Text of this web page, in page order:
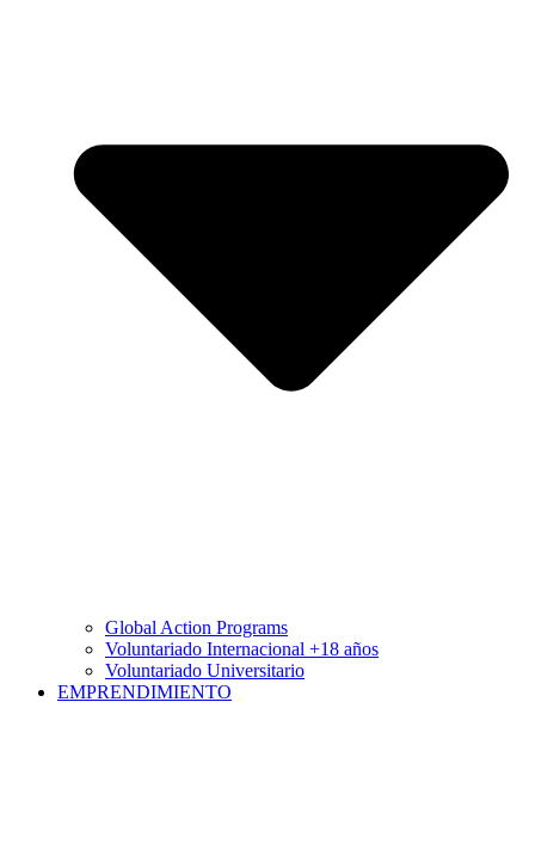
Global Action Programs
Voluntariado Internacional +18 años
Voluntariado Universitario
EMPRENDIMIENTO